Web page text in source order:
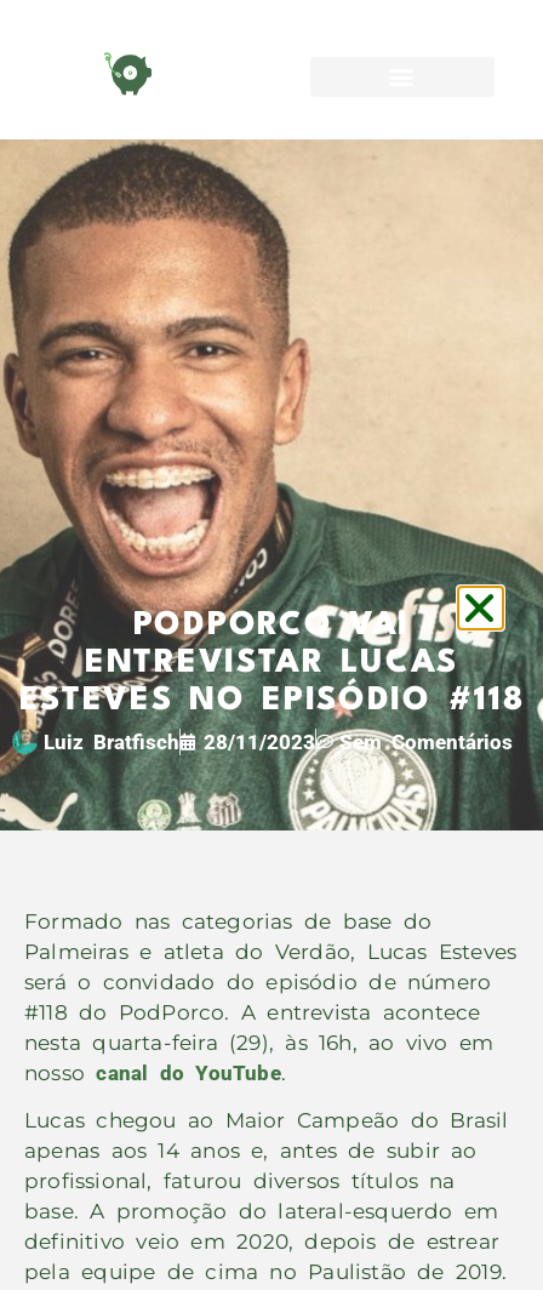
PODPORCO VAI
ENTREVISTAR LUCAS
ESTEVES NO EPISÓDIO #118
Luiz Bratfisch 28/11/2023 Sem Comentários
Formado nas categorias de base do
Palmeiras e atleta do Verdão, Lucas Esteves
será o convidado do episódio de número
#118 do PodPorco. A entrevista acontece
nesta quarta-feira (29), às 16h, ao vivo em
nossocanal do YouTube.
Lucas chegou ao Maior Campeão do Brasil
apenas aos 14 anos e, antes de subir ao
profissional, faturou diversos títulos na
base. A promoção do lateral-esquerdo em
definitivo veio em 2020, depois de estrear
pela equipe de cima no Paulistão de 2019.